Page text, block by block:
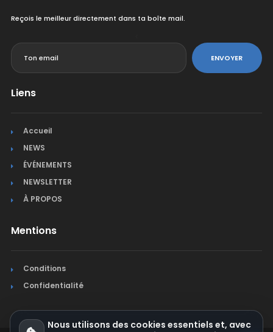
Reçois le meilleur directement dans ta boîte mail.
ENVOYER
Liens
Accueil
NEWS
ÉVÉNEMENTS
NEWSLETTER
À PROPOS
Mentions
Conditions
Confidentialité
Nous utilisons des cookies essentiels et, avec